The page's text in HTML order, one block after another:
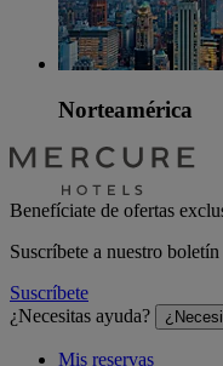
Norteamérica
Benefíciate de ofertas
Suscríbete a nuestro
Suscríbete
¿Necesitas ayuda?
Mis reservas